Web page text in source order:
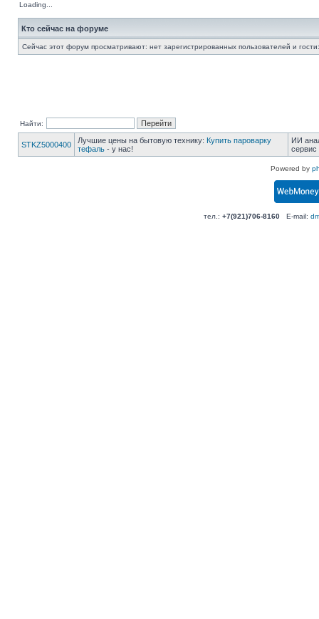
Loading...
Кто сейчас на форуме
Сейчас этот форум просматривают: нет зарегистрированных пользователей и
Найти:
STKZ5000400 Лучшие цены на бытовую технику: Купить пароварку
тефаль - у нас!
ИИ
Powered by
тел.: +7(921)706-8160E-mail: